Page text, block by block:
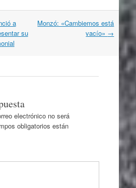
a
su
Monzó: «Cambiemos está
vacío» →
electrónico no será
obligatorios están